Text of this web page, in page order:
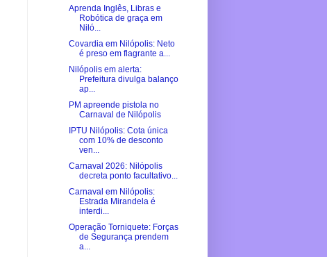
Aprenda Inglês, Libras e
Robótica de graça em
Niló...
Covardia em Nilópolis: Neto
é preso em flagrante a...
Nilópolis em alerta:
Prefeitura divulga balanço
ap...
PM apreende pistola no
Carnaval de Nilópolis
IPTU Nilópolis: Cota única
com 10% de desconto
ven...
Carnaval 2026: Nilópolis
decreta ponto facultativo...
Carnaval em Nilópolis:
Estrada Mirandela é
interdi...
Operação Torniquete: Forças
de Segurança prendem
a...